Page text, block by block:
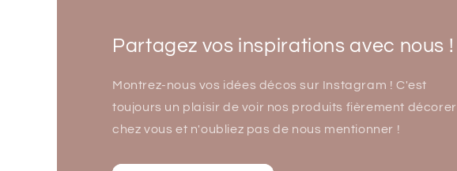
Partagez vos inspirations avec nous !
Montrez-nous vos idées décos sur Instagram ! C'est
toujours un plaisir de voir nos produits fièrement décorer
chez vous et n'oubliez pas de nous mentionner !